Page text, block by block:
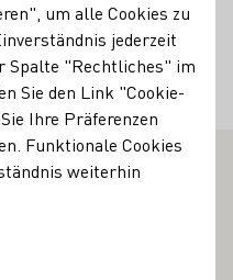
181 Mosel
um alle Cookies zu
jederzeit
Spalte "Rechtliches" im
Sie den Link "Cookie-
Ihre Präferenzen
Funktionale Cookies
weiterhin